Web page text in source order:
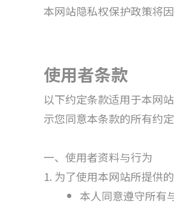
本网站隐私权保护政策将
使用者条款
以下约定条款适用于本网
示您同意本条款的所有约定
一、使用者资料与行为
1. 为了使用本网站所提供
本人同意遵守所有